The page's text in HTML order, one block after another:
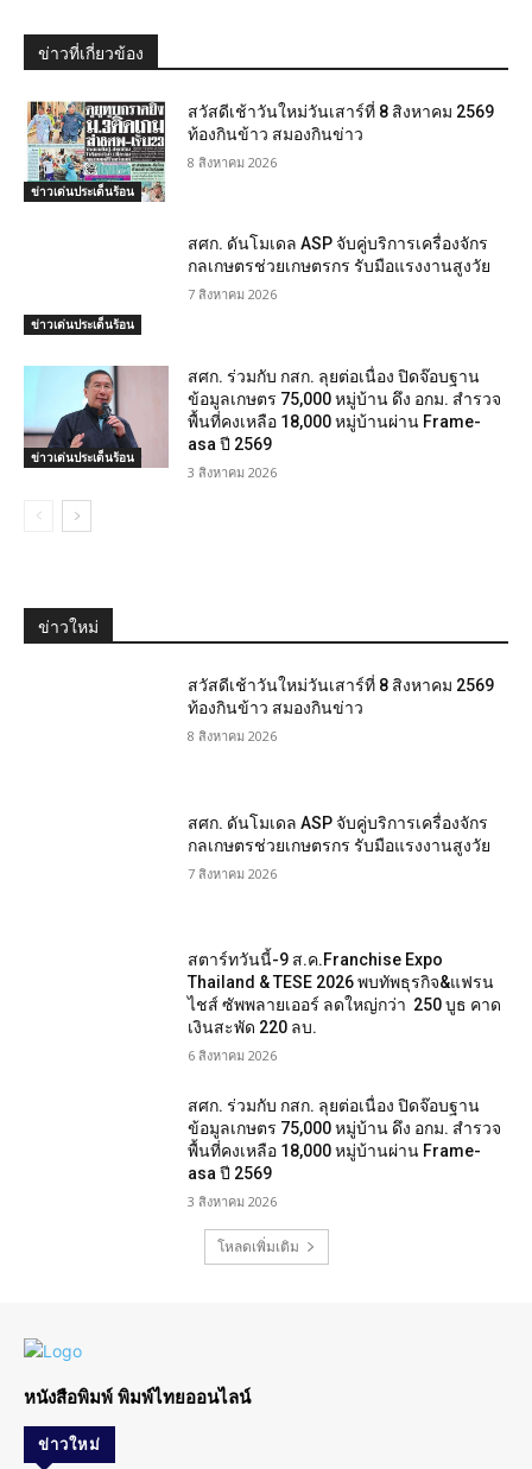
ข่าวที่เกี่ยวข้อง
ข่าวเด่นประเด็นร้อน
สวัสดีเช้าวันใหม่วันเสาร์ที่ 8 สิงหาคม 2569
ท้องกินข้าว สมองกินข่าว
8 สิงหาคม 2026
ข่าวเด่นประเด็นร้อน
สศก. ดันโมเดล ASP จับคู่บริการเครื่องจักร
กลเกษตรช่วยเกษตรกร รับมือแรงงานสูงวัย
7 สิงหาคม 2026
ข่าวเด่นประเด็นร้อน
สศก. ร่วมกับ กสก. ลุยต่อเนื่อง ปิดจ๊อบฐาน
ข้อมูลเกษตร 75,000 หมู่บ้าน ดึง อกม. สำรวจ
พื้นที่คงเหลือ 18,000 หมู่บ้านผ่าน Frame-
asa ปี 2569
3 สิงหาคม 2026
ข่าวใหม่
สวัสดีเช้าวันใหม่วันเสาร์ที่ 8 สิงหาคม 2569
ท้องกินข้าว สมองกินข่าว
8 สิงหาคม 2026
สศก. ดันโมเดล ASP จับคู่บริการเครื่องจักร
กลเกษตรช่วยเกษตรกร รับมือแรงงานสูงวัย
7 สิงหาคม 2026
สตาร์ทวันนี้-9 ส.ค.Franchise Expo
Thailand & TESE 2026 พบทัพธุรกิจ&แฟรน
ไชส์ ซัพพลายเออร์ ลดใหญ่กว่า 250 บูธ คาด
เงินสะพัด 220 ลบ.
6 สิงหาคม 2026
สศก. ร่วมกับ กสก. ลุยต่อเนื่อง ปิดจ๊อบฐาน
ข้อมูลเกษตร 75,000 หมู่บ้าน ดึง อกม. สำรวจ
พื้นที่คงเหลือ 18,000 หมู่บ้านผ่าน Frame-
asa ปี 2569
3 สิงหาคม 2026
โหลดเพิ่มเติม
หนังสือพิมพ์ พิมพ์ไทยออนไลน์
ข่าวใหม่